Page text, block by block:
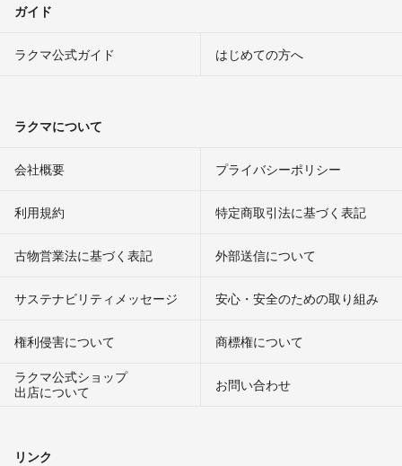
ガイド
ラクマ公式ガイド はじめての方へ
ラクマについて
会社概要 プライバシーポリシー
利用規約 特定商取引法に基づく表記
古物営業法に基づく表記 外部送信について
サステナビリティメッセージ 安心・安全のための取り組み
権利侵害について
商標権について
ラクマ公式ショップ
出店について
お問い合わせ
リンク